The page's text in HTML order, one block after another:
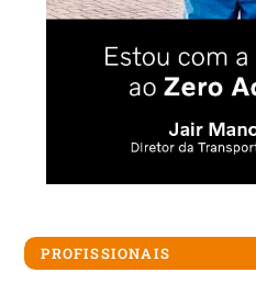
PROFISSIONAIS